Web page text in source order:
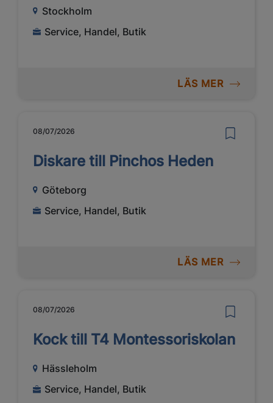
Stockholm
Service, Handel, Butik
LÄS MER
08/07/2026
Diskare till Pinchos Heden
Göteborg
Service, Handel, Butik
LÄS MER
08/07/2026
Kock till T4 Montessoriskolan
Hässleholm
Service, Handel, Butik